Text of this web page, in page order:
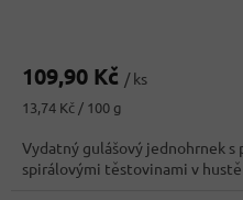
produktu
4,4
z
5
hvězdiček.
109,90 Kč / ks
Měrná
13,74 Kč / 100 g
Vydatný gulášový jednohrnek s
spirálovými těstovinami v hustě